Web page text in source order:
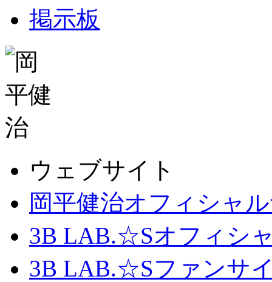
掲示板
ウェブサイト
岡平健治オフィシャ
3B LAB.☆Sオフィシ
3B LAB.☆Sファンサイ